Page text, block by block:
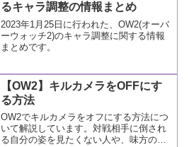
るキャラ調整の情報まとめ
2023年1月25日に行われた、OW2(オーバ
ーウォッチ2)のキャラ調整に関する情報
まとめです。
【OW2】キルカメラをOFFにす
る方法
OW2でキルカメラをオフにする方法につ
いて解説しています。対戦相手に倒され
る自分の姿を見たくない人や、味方の動